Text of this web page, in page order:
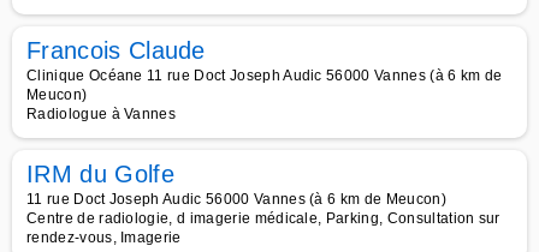
Francois Claude
Clinique Océane 11 rue Doct Joseph Audic 56000 Vannes (à 6 km de
Meucon)
Radiologue à Vannes
IRM du Golfe
11 rue Doct Joseph Audic 56000 Vannes (à 6 km de Meucon)
Centre de radiologie, d imagerie médicale, Parking, Consultation sur
rendez-vous, Imagerie